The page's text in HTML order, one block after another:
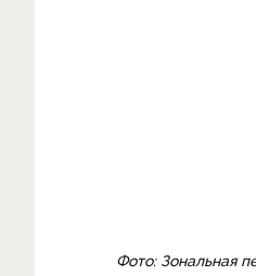
Фото: Зональная